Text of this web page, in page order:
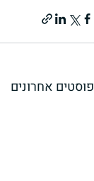
פוסטים אחרונים